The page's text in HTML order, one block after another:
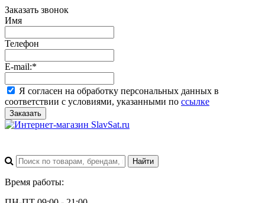
Заказать звонок
Имя
Телефон
E-mail:*
Я согласен на обработку персональных данных в
соответствии с условиями, указанными по ссылке
Заказать
Время работы: